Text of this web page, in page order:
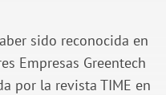
sido reconocida en
Empresas Greentech
por la revista TIME en